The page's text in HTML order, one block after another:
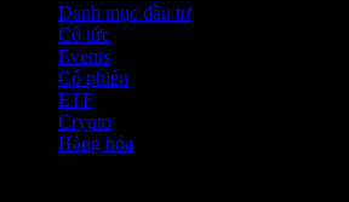
Danh mục đầu tư
Cổ tức
Events
Cổ phiếu
ETF
Crypto
Hàng hóa